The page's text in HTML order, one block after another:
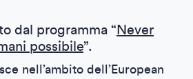
dal programma “ Never
possibile”.
nell’ambito dell’European